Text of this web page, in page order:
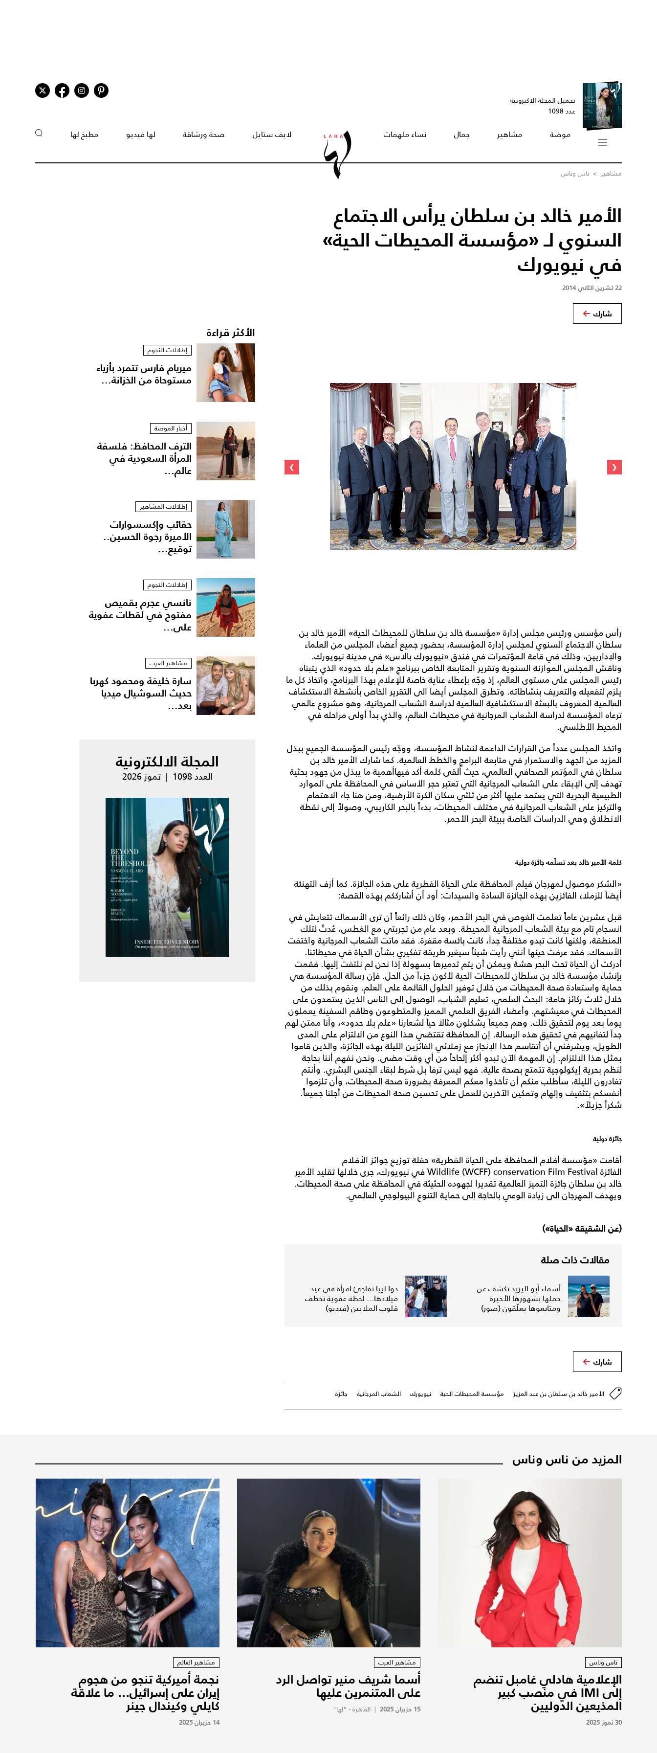
تحميل المجلة الاكترونية
عدد 1098
موضة مشاهير جمال نساء ملهمات لايف ستايل صحة ورشاقة لها فيديو مطبخ لها
مشاهير > ناس وناس
الأمير خالد بن سلطان يرأس الاجتماع
السنوي لـ «مؤسسة المحيطات الحية»
في نيويورك
22 تشرين الثاني 2014
شارك
‹
›
رأس مؤسس ورئيس مجلس إدارة «مؤسسة خالد بن سلطان للمحيطات الحية» الأمير خالد بن
سلطان الاجتماع السنوي لمجلس إدارة المؤسسة، بحضور جميع أعضاء المجلس من العلماء
والإداريين، وذلك في قاعة المؤتمرات في فندق «نيويورك بالاس» في مدينة نيويورك.
وناقش المجلس الموازنة السنوية وتقرير المتابعة الخاص ببرنامج «علم بلا حدود» الذي يتبناه
رئيس المجلس على مستوى العالم، إذ وجّه بإعطاء عناية خاصة للإعلام بهذا البرنامج، واتخاذ كل ما
يلزم لتفعيله والتعريف بنشاطاته. وتطرق المجلس أيضاً الى التقرير الخاص بأنشطة الاستكشاف
العالمية المعروف بالبعثة الاستكشافية العالمية لدراسة الشعاب المرجانية، وهو مشروع عالمي
ترعاه المؤسسة لدراسة الشعاب المرجانية في محيطات العالم، والذي بدأ أولى مراحله في
المحيط الأطلسي.
واتخذ المجلس عدداً من القرارات الداعمة لنشاط المؤسسة، ووجّه رئيس المؤسسة الجميع ببذل
المزيد من الجهد والاستمرار في متابعة البرامج والخطط العالمية. كما شارك الأمير خالد بن
سلطان في المؤتمر الصحافي العالمي، حيث ألقى كلمة أكد فيهاأهمية ما يبذل من جهود بحثية
تهدف إلى الإبقاء على الشعاب المرجانية التي تعتبر حجر الأساس في المحافظة على الموارد
الطبيعية البحرية التي يعتمد عليها أكثر من ثلثي سكان الكرة الأرضية، ومن هنا جاء الاهتمام
والتركيز على الشعاب المرجانية في مختلف المحيطات، بدءاً بالبحر الكاريبي، وصولاً إلى نقطة
الانطلاق وهي الدراسات الخاصة ببيئة البحر الأحمر.
كلمة الأمير خالد بعد تسلّمه جائزة دولية
«الشكر موصول لمهرجان فيلم المحافظة على الحياة الفطرية على هذه الجائزة. كما أزف التهنئة
أيضاً للزملاء الفائزين بهذه الجائزة السادة والسيدات: أود أن أشارككم بهذه القصة:
قبل عشرين عاماً تعلمت الغوص في البحر الأحمر، وكان ذلك رائعاً أن ترى الأسماك تتعايش في
انسجام تام مع بيئة الشعاب المرجانية المحيطة. وبعد عام من تجربتي مع الغطس، عُدتُ لتلك
المنطقة، ولكنها كانت تبدو مختلفةً جداً، كانت بائسة مقفرة. فقد ماتت الشعاب المرجانية واختفت
الأسماك. فقد عرفت حينها أنني رأيت شيئاً سيغير طريقة تفكيري بشأن الحياة في محيطاتنا.
أدركت أن الحياة تحت البحر هشة ويمكن أن يتم تدميرها بسهولة إذا نحن لم نلتفت إليها. فقمت
بإنشاء مؤسسة خالد بن سلطان للمحيطات الحية لأكون جزءاً من الحل. فإن رسالة المؤسسة هي
حماية واستعادة صحة المحيطات من خلال توفير الحلول القائمة على العلم. ونقوم بذلك من
خلال ثلاث ركائز هامة: البحث العلمي، تعليم الشباب، الوصول إلى الناس الذين يعتمدون على
المحيطات في معيشتهم. وأعضاء الفريق العلمي المميز والمتطوعون وطاقم السفينة يعملون
يوماً بعد يوم لتحقيق ذلك. وهم جميعاً يشكلون مثالاً حياً لشعارنا «علم بلا حدود»، وأنا ممتن لهم
جداً لتفانيهم في تحقيق هذه الرسالة. إن المحافظة تقتضي هذا النوع من الالتزام على المدى
الطويل، ويشرفني أن أتقاسم هذا الإنجاز مع زملائي الفائزين الليلة بهذه الجائزة، والذين قاموا
بمثل هذا الالتزام. إن المهمة الآن تبدو أكثر إلحاحاً من أي وقت مضى. ونحن نفهم أننا بحاجة
لنظم بحرية إيكولوجية تتمتع بصحة عالية. فهو ليس ترفاً بل شرط لبقاء الجنس البشري. وأنتم
تغادرون الليلة، سأطلب منكم أن تأخذوا معكم المعرفة بضرورة صحة المحيطات، وأن تلزموا
أنفسكم بتثقيف وإلهام وتمكين الآخرين للعمل على تحسين صحة المحيطات من أجلنا جميعاً.
شكراً جزيلاً».
جائزة دولية
أقامت «مؤسسة أفلام المحافظة على الحياة الفطرية» حفلة توزيع جوائز الأفلام
الفائزة Wildlife (WCFF) conservation Film Festival في نيويورك، جرى خلالها تقليد الأمير
خالد بن سلطان جائزة التميز العالمية تقديراً لجهوده الحثيثة في المحافظة على صحة المحيطات.
ويهدف المهرجان الى زيادة الوعي بالحاجة إلى حماية التنوع البيولوجي العالمي.
(عن الشقيقة «الحياة»)
مقالات ذات صلة
أسماء أبو اليزيد تكشف عن
حملها بشهورها الأخيرة
ومتابعوها يعلّقون (صور)
دوا ليبا تفاجئ امرأة في عيد
ميلادها... لحظة عفوية تخطف
قلوب الملايين (فيديو)
شارك
الأمير خالد بن سلطان بن عبد العزيز مؤسسة المحيطات الحية نيويورك الشعاب المرجانية جائزة
الأكثر قراءة
إطلالات النجوم
ميريام فارس تتمرد بأزياء
مستوحاة من الخزانة...
أخبار الموضة
الترف المحافظ: فلسفة
المرأة السعودية في
عالم...
إطلالات المشاهير
حقائب وإكسسوارات
الأميرة رجوة الحسين..
توقيع...
إطلالات النجوم
نانسي عجرم بقميص
مفتوح في لقطات عفوية
على...
مشاهير العرب
سارة خليفة ومحمود كهربا
حديث السوشيال ميديا
بعد...
المجلة الالكترونية
العدد 1098 | تموز 2026
المزيد من ناس وناس
ناس وناس
الإعلامية هادلي غامبل تنضم
إلى IMI في منصب كبير
المذيعين الدوليين
30 تموز 2025
مشاهير العرب
أسما شريف منير تواصل الرد
على المتنمرين عليها
15 حزيران 2025 | القاهرة - "لها"
مشاهير العالم
نجمة أميركية تنجو من هجوم
إيران على إسرائيل... ما علاقة
كايلي وكيندال جينر
14 حزيران 2025